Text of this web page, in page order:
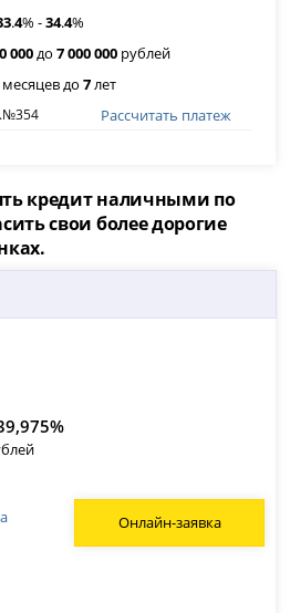
.4% -34.4%
000до7 000 000 рублей
месяцев до7лет
Рассчитать платеж
кредит наличными по
свои более дорогие
Онлайн-заявка